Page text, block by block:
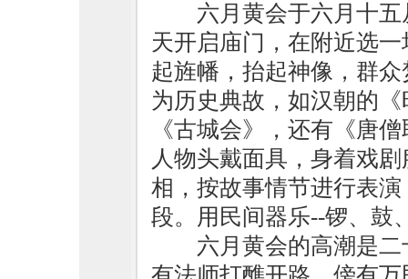
六月黄会于六月十
天开启庙门，在附近选
起旌幡，抬起神像，群
为历史典故，如汉朝的
《古城会》，还有《唐
人物头戴面具，身着戏
相，按故事情节进行表
段。用民间器乐--锣、鼓
六月黄会的高潮是